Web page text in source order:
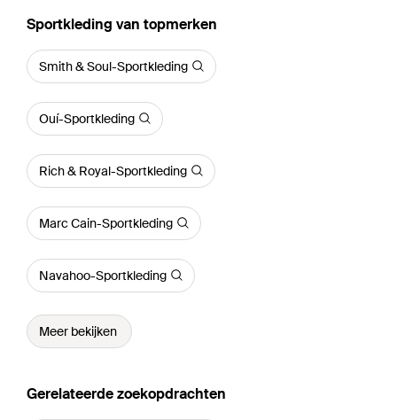
‪Sportkleding‬ van topmerken
Smith & Soul-Sportkleding
Ouí-Sportkleding
Rich & Royal-Sportkleding
Marc Cain-Sportkleding
Navahoo-Sportkleding
Meer bekijken
Gerelateerde zoekopdrachten